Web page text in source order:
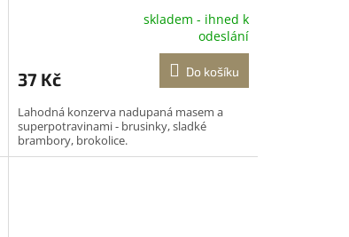
je
z
5
hvězdiček.
skladem - ihned k
odeslání
37 Kč Do košíku
Lahodná konzerva nadupaná masem a
superpotravinami - brusinky, sladké
brambory, brokolice.